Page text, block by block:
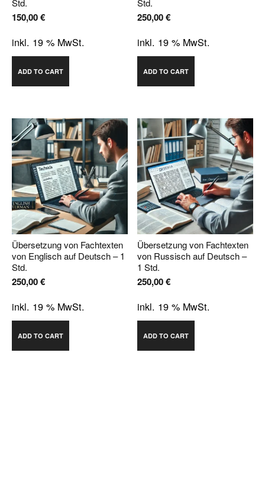
Std.
150,00€
inkl. 19 % MwSt.
ADD TO CART
Std.
250,00€
inkl. 19 % MwSt.
ADD TO CART
Übersetzung von Fachtexten
von Englisch auf Deutsch – 1
Std.
250,00€
inkl. 19 % MwSt.
ADD TO CART
Übersetzung von Fachtexten
von Russisch auf Deutsch –
1 Std.
250,00€
inkl. 19 % MwSt.
ADD TO CART